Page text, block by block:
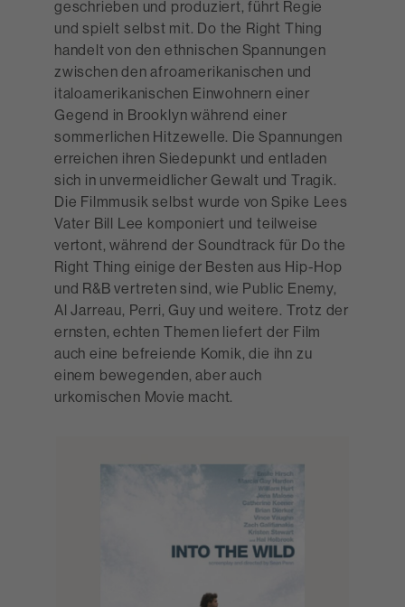
geschrieben und produziert, führt Regie
und spielt selbst mit. Do the Right Thing
handelt von den ethnischen Spannungen
zwischen den afroamerikanischen und
italoamerikanischen Einwohnern einer
Gegend in Brooklyn während einer
sommerlichen Hitzewelle. Die Spannungen
erreichen ihren Siedepunkt und entladen
sich in unvermeidlicher Gewalt und Tragik.
Die Filmmusik selbst wurde von Spike Lees
Vater Bill Lee komponiert und teilweise
vertont, während der Soundtrack für Do the
Right Thing einige der Besten aus Hip-Hop
und R&B vertreten sind, wie Public Enemy,
Al Jarreau, Perri, Guy und weitere. Trotz der
ernsten, echten Themen liefert der Film
auch eine befreiende Komik, die ihn zu
einem bewegenden, aber auch
urkomischen Movie macht.